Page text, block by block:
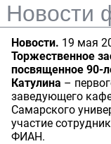
Новости
Новости. 19 мая
Торжественное
посвященное 90-
Катулина –
заведующего
Самарского
участие
ФИАН.